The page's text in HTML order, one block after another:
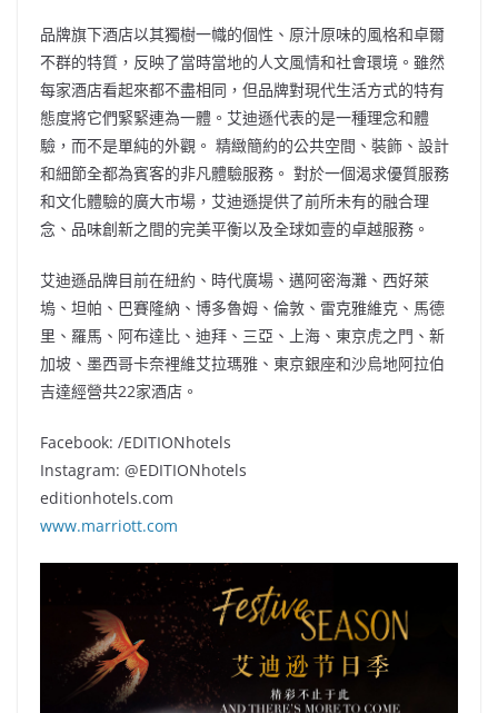
品牌旗下酒店以其獨樹一幟的個性、原汁原味的風格和卓爾
不群的特質，反映了當時當地的人文風情和社會環境。雖然
每家酒店看起來都不盡相同，但品牌對現代生活方式的特有
態度將它們緊緊連為一體。艾迪遜代表的是一種理念和體
驗，而不是單純的外觀。 精緻簡約的公共空間、裝飾、設計
和細節全都為賓客的非凡體驗服務。 對於一個渴求優質服務
和文化體驗的廣大市場，艾迪遜提供了前所未有的融合理
念、品味創新之間的完美平衡以及全球如壹的卓越服務。
艾迪遜品牌目前在紐約、時代廣場、邁阿密海灘、西好萊
塢、坦帕、巴賽隆納、博多魯姆、倫敦、雷克雅維克、馬德
里、羅馬、阿布達比、迪拜、三亞、上海、東京虎之門、新
加坡、墨西哥卡奈裡維艾拉瑪雅、東京銀座和沙烏地阿拉伯
吉達經營共22家酒店。
Facebook: /EDITIONhotels
Instagram: @EDITIONhotels
editionhotels.com
www.marriott.com